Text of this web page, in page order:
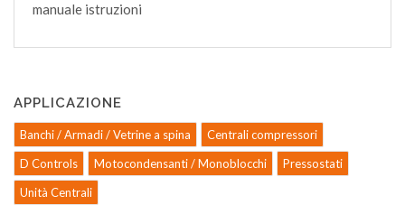
manuale istruzioni
APPLICAZIONE
Banchi / Armadi / Vetrine a spina
Centrali compressori
D Controls
Motocondensanti / Monoblocchi
Pressostati
Unità Centrali